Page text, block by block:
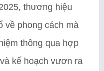
thương hiệu
về phong cách mà
thông qua hợp
kế hoạch vươn ra